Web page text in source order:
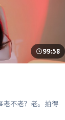
99:58
老不老？老。拍得